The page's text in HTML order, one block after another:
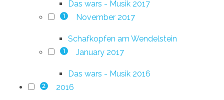
Das wars - Musik 2017
1 November 2017
Schafkopfen am Wendelstein
1 January 2017
Das wars - Musik 2016
2 2016